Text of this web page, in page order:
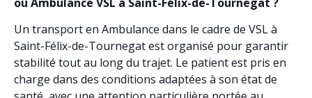
Un transport en Ambulance dans le cadre de VSL à
Saint-Félix-de-Tournegat est organisé pour garantir
stabilité tout au long du trajet. Le patient est pris en
charge dans des conditions adaptées à son état de